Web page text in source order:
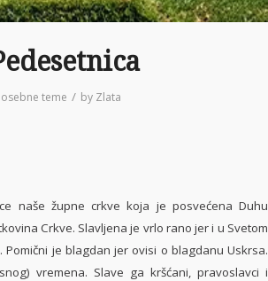
teme / by Zlata
naše župne crkve koja je posvećena Duhu
Crkve. Slavljena je vrlo rano jer i u Svetom
je blagdan jer ovisi o blagdanu Uskrsa.
vremena. Slave ga kršćani, pravoslavci i